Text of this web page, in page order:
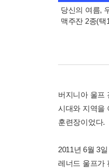
당신의 여름,
맥주잔 2종(택
버지니아 울프
시대와 지역을
훈련장이었다.
2011년 6월 3
레너드 울프가